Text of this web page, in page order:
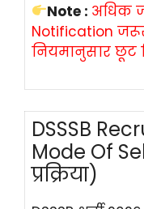
Note : अधिक
Notification
नियमानुसार छूट
DSSSB
Mode Of
प्रक्रिया)